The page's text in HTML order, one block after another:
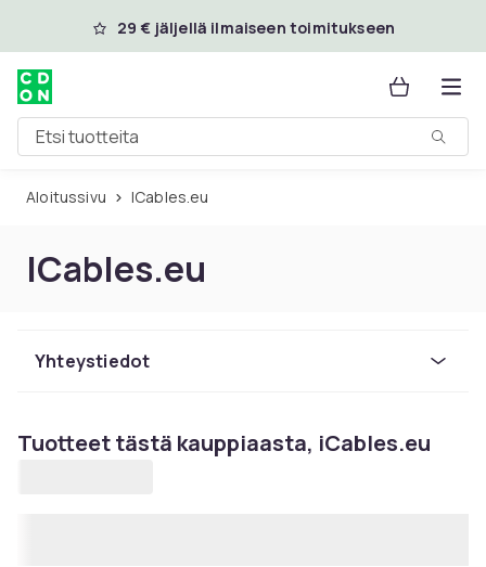
Ohita ja siirry pääsisältöön
29 € jäljellä ilmaiseen toimitukseen
Etsi tuotteita
Aloitussivu iCables.eu
ICables.eu
Yhteystiedot
Tuotteet tästä kauppiaasta, iCables.eu